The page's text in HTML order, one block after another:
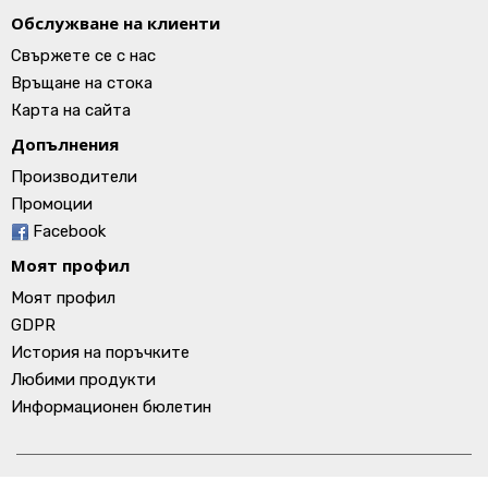
Обслужване на клиенти
Свържете се с нас
Връщане на стока
Карта на сайта
Допълнения
Производители
Промоции
Facebook
Моят профил
Моят профил
GDPR
История на поръчките
Любими продукти
Информационен бюлетин